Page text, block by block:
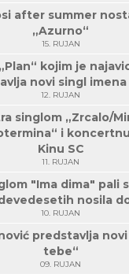
after summer
„Azurno“
15. RUJAN
kojim je
novi singl imena
12. RUJAN
singlom „Zrcalo/
i
Kinu SC
11. RUJAN
"Ima dima" pali
nosila
10. RUJAN
predstavlja
tebe“
09. RUJAN